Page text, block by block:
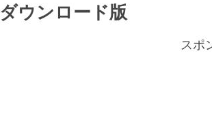
ダウンロード版
スポ